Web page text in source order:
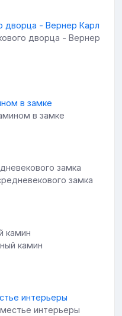
дворца - Вернер
в замке
замка
камин
интерьеры